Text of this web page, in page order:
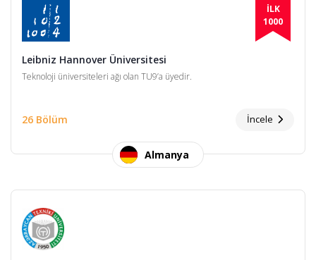
İLK
1000
Leibniz Hannover Üniversitesi
Teknoloji üniversiteleri ağı olan TU9’a üyedir.
26 Bölüm İncele
Almanya